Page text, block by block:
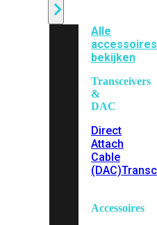
Alle
accessoires
bekijken
Transceivers
&
DAC
Direct
Attach
Cable
(DAC)
Accessoires